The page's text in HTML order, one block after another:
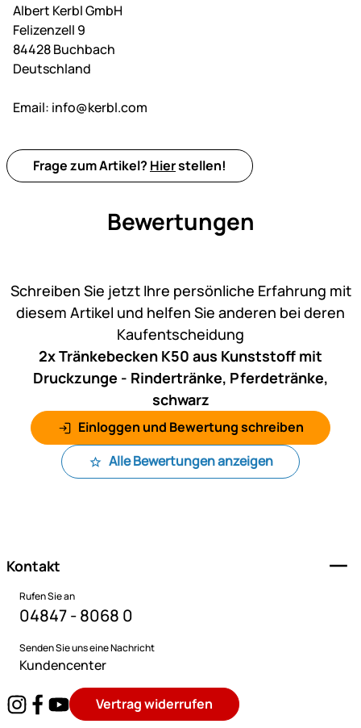
Albert Kerbl GmbH
Felizenzell 9
84428 Buchbach
Deutschland
Email: info@kerbl.com
Frage zum Artikel? Hierstellen!
Bewertungen
Schreiben Sie jetzt Ihre persönliche Erfahrung mit
diesem Artikel und helfen Sie anderen bei deren
Kaufentscheidung
2x Tränkebecken K50 aus Kunststoff mit
Druckzunge - Rindertränke, Pferdetränke,
schwarz
Einloggen und Bewertung schreiben
Alle Bewertungen anzeigen
Kontakt
Rufen Sie an
04847 - 8068 0
Senden Sie uns eine Nachricht
Kundencenter
Vertrag widerrufen